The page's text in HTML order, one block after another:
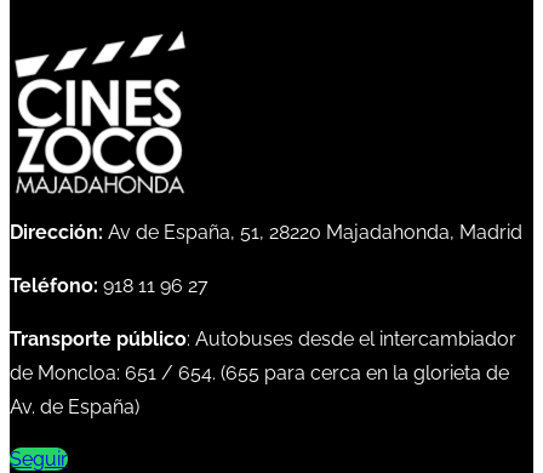
Dirección: Av de España, 51, 28220 Majadahonda, Madrid
Teléfono: 918 11 96 27
Transporte público: Autobuses desde el intercambiador
de Moncloa: 651 / 654. (655 para cerca en la glorieta de
Av. de España)
Seguir